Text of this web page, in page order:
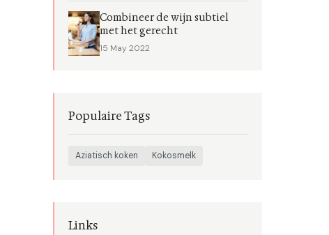
Combineer de wijn subtiel
met het gerecht
15 May 2022
Populaire Tags
Aziatisch koken Kokosmelk
Links